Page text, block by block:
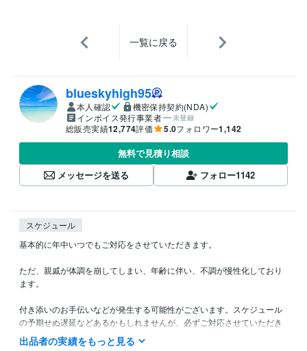
一覧に戻る
blueskyhigh95
本人確認
機密保持契約(NDA)
インボイス発行事業者
未登録
総販売実績12,774評価 5.0フォロワー1,142
無料で見積り相談
メッセージを送る
フォロー1142
スケジュール
基本的に年中いつでもご対応をさせていただきます。
ただ、親戚が体調を崩してしまい、年齢に伴い、不調が慢性化しており
ます。
付き添いのお手伝いなどが発生する可能性がございます。スケジュール
の予期せぬ遅延などあるかもしれませんが、必ずご対応させていただき
ます。どうぞご容赦ください。
出品者の実績をもっと見る